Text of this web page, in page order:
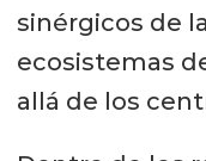
sinérgicos de
ecosistemas
allá de los